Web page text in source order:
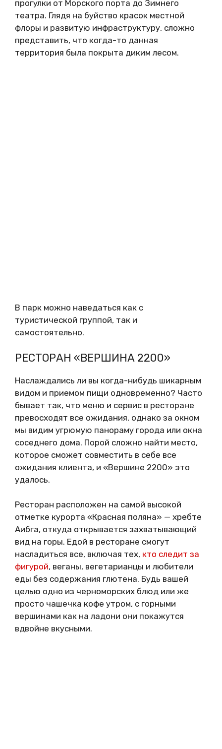
прогулки от Морского порта до Зимнего
театра. Глядя на буйство красок местной
флоры и развитую инфраструктуру, сложно
представить, что когда-то данная
территория была покрыта диким лесом.
В парк можно наведаться как с
туристической группой, так и
самостоятельно.
РЕСТОРАН «ВЕРШИНА 2200»
Наслаждались ли вы когда-нибудь шикарным
видом и приемом пищи одновременно? Часто
бывает так, что меню и сервис в ресторане
превосходят все ожидания, однако за окном
мы видим угрюмую панораму города или окна
соседнего дома. Порой сложно найти место,
которое сможет совместить в себе все
ожидания клиента, и «Вершине 2200» это
удалось.
Ресторан расположен на самой высокой
отметке курорта «Красная поляна» — хребте
Аибга, откуда открывается захватывающий
вид на горы. Едой в ресторане смогут
насладиться все, включая тех, кто следит за
фигурой, веганы, вегетарианцы и любители
еды без содержания глютена. Будь вашей
целью одно из черноморских блюд или же
просто чашечка кофе утром, с горными
вершинами как на ладони они покажутся
вдвойне вкусными.